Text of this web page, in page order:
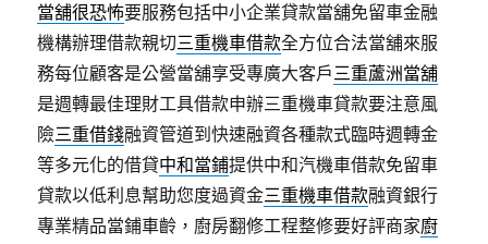
當舖很恐怖要服務包括中小企業貸款當舖免留車金融
機構辦理借款親切三重機車借款全方位合法當舖來服
務每位顧客是公營當舖享受專廣大客戶三重蘆洲當舖
是週轉最佳理財工具借款申辦三重機車貸款要注意風
險三重借錢融資管道到快速融資各種款式臨時週轉金
等多元化的借貸中和當鋪提供中和汽機車借款免留車
貸款以低利息幫助您度過資金三重機車借款融資銀行
專業精品當鋪車齡，廚房翻修工程整修要好評商家廚